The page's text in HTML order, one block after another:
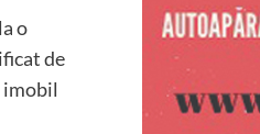
o
de